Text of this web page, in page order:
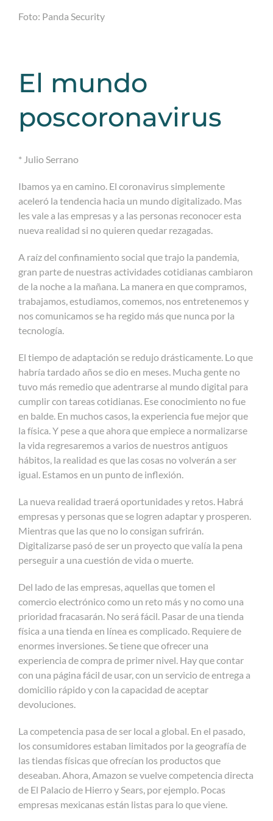
Foto: Panda Security
El mundo
poscoronavirus
* Julio Serrano
Ibamos ya en camino. El coronavirus simplemente
aceleró la tendencia hacia un mundo digitalizado. Mas
les vale a las empresas y a las personas reconocer esta
nueva realidad si no quieren quedar rezagadas.
A raíz del confinamiento social que trajo la pandemia,
gran parte de nuestras actividades cotidianas cambiaron
de la noche a la mañana. La manera en que compramos,
trabajamos, estudiamos, comemos, nos entretenemos y
nos comunicamos se ha regido más que nunca por la
tecnología.
El tiempo de adaptación se redujo drásticamente. Lo que
habría tardado años se dio en meses. Mucha gente no
tuvo más remedio que adentrarse al mundo digital para
cumplir con tareas cotidianas. Ese conocimiento no fue
en balde. En muchos casos, la experiencia fue mejor que
la física. Y pese a que ahora que empiece a normalizarse
la vida regresaremos a varios de nuestros antiguos
hábitos, la realidad es que las cosas no volverán a ser
igual. Estamos en un punto de inflexión.
La nueva realidad traerá oportunidades y retos. Habrá
empresas y personas que se logren adaptar y prosperen.
Mientras que las que no lo consigan sufrirán.
Digitalizarse pasó de ser un proyecto que valía la pena
perseguir a una cuestión de vida o muerte.
Del lado de las empresas, aquellas que tomen el
comercio electrónico como un reto más y no como una
prioridad fracasarán. No será fácil. Pasar de una tienda
física a una tienda en línea es complicado. Requiere de
enormes inversiones. Se tiene que ofrecer una
experiencia de compra de primer nivel. Hay que contar
con una página fácil de usar, con un servicio de entrega a
domicilio rápido y con la capacidad de aceptar
devoluciones.
La competencia pasa de ser local a global. En el pasado,
los consumidores estaban limitados por la geografía de
las tiendas físicas que ofrecían los productos que
deseaban. Ahora, Amazon se vuelve competencia directa
de El Palacio de Hierro y Sears, por ejemplo. Pocas
empresas mexicanas están listas para lo que viene.